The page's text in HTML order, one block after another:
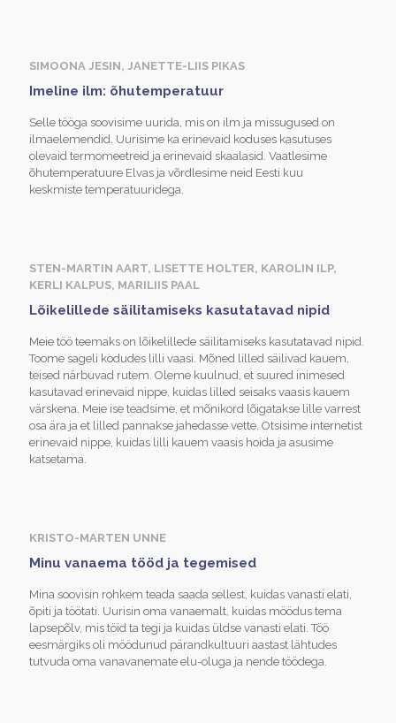
SIMOONA JESIN, JANETTE-LIIS PIKAS
Imeline ilm: õhutemperatuur
Selle tööga soovisime uurida, mis on ilm ja missugused on
ilmaelemendid. Uurisime ka erinevaid koduses kasutuses
olevaid termomeetreid ja erinevaid skaalasid. Vaatlesime
õhutemperatuure Elvas ja võrdlesime neid Eesti kuu
keskmiste temperatuuridega.
STEN-MARTIN AART, LISETTE HOLTER, KAROLIN ILP,
KERLI KALPUS, MARILIIS PAAL
Lõikelillede säilitamiseks kasutatavad nipid
Meie töö teemaks on lõikelillede säilitamiseks kasutatavad nipid.
Toome sageli kodudes lilli vaasi. Mõned lilled säilivad kauem,
teised närbuvad rutem. Oleme kuulnud, et suured inimesed
kasutavad erinevaid nippe, kuidas lilled seisaks vaasis kauem
värskena. Meie ise teadsime, et mõnikord lõigatakse lille varrest
osa ära ja et lilled pannakse jahedasse vette. Otsisime internetist
erinevaid nippe, kuidas lilli kauem vaasis hoida ja asusime
katsetama.
KRISTO-MARTEN UNNE
Minu vanaema tööd ja tegemised
Mina soovisin rohkem teada saada sellest, kuidas vanasti elati,
õpiti ja töötati. Uurisin oma vanaemalt, kuidas möödus tema
lapsepõlv, mis töid ta tegi ja kuidas üldse vanasti elati. Töö
eesmärgiks oli möödunud pärandkultuuri aastast lähtudes
tutvuda oma vanavanemate elu-oluga ja nende töödega.